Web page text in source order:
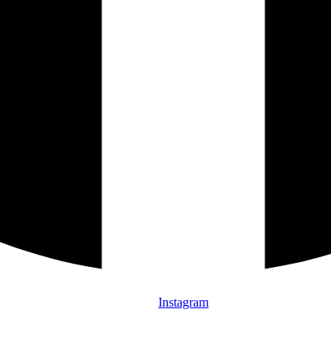
Instagram